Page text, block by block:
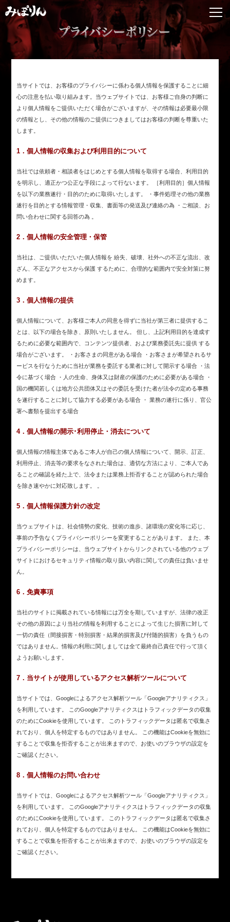
当サイトでは、お客様のプライバシーに係わる個人情報を保護することに細
心の注意を払い取り組みます。当ウェブサイトでは、お客様ご自身の判断に
より個人情報をご提供いただく場合がございますが、その情報は必要最小限
の情報とし、その他の情報のご提供につきましてはお客様の判断を尊重いた
します。
1．個人情報の収集および利用目的について
当社では依頼者・相談者をはじめとする個人情報を取得する場合、利用目的
を明示し、適正かつ公正な手段によって行ないます。 ［利用目的］個人情報
を以下の業務遂行・目的のために取得いたします。 ・事件処理その他の業務
遂行を目的とする情報管理・収集、書面等の発送及び連絡の為 ・ご相談、お
問い合わせに関する回答の為 。
2．個人情報の安全管理・保管
当社は、ご提供いただいた個人情報を 紛失、破壊、社外への不正な流出、改
ざん、不正なアクセスから保護 するために、合理的な範囲内で安全対策に努
めます。
3．個人情報の提供
個人情報について、お客様ご本人の同意を得ずに当社が第三者に提供するこ
とは、以下の場合を除き、原則いたしません。 但し、上記利用目的を達成す
るために必要な範囲内で、コンテンツ提供者、および業務委託先に提供 する
場合がございます。 ・お客さまの同意がある場合 ・お客さまが希望されるサ
ービスを行なうために当社が業務を委託する業者に対して開示する場合 ・法
令に基づく場合 ・人の生命、身体又は財産の保護のために必要がある場合 ・
国の機関若しくは地方公共団体又はその委託を受けた者が法令の定める事務
を遂行することに対して協力する必要がある場合 ・ 業務の遂行に係り、官公
署へ書類を提出する場合
4．個人情報の開示･利用停止・消去について
個人情報の情報主体であるご本人が自己の個人情報について、開示、訂正、
利用停止、消去等の要求をなされた場合は、適切な方法により、ご本人であ
ることの確認を経た上で、法令または業務上拒否することが認められた場合
を除き速やかに対応致します。 。
5．個人情報保護方針の改定
当ウェブサイトは、社会情勢の変化、技術の進歩、諸環境の変化等に応じ、
事前の予告なくプライバシーポリシーを変更することがあります。 また、本
プライバシーポリシーは、当ウェブサイトからリンクされている他のウェブ
サイトにおけるセキュリティ情報の取り扱い内容に関しての責任は負いませ
ん。
6．免責事項
当社のサイトに掲載されている情報には万全を期していますが、法律の改正
その他の原因により当社の情報を利用することによって生じた損害に対して
一切の責任（間接損害・特別損害・結果的損害及び付随的損害）を負うもの
ではありません。情報の利用に関しましては全て最終自己責任で行って頂く
ようお願いします。
7．当サイトが使用しているアクセス解析ツールについて
当サイトでは、Googleによるアクセス解析ツール「Googleアナリティクス」
を利用しています。 このGoogleアナリティクスはトラフィックデータの収集
のためにCookieを使用しています。 このトラフィックデータは匿名で収集さ
れており、個人を特定するものではありません。 この機能はCookieを無効に
することで収集を拒否することが出来ますので、お使いのブラウザの設定を
ご確認ください。
8．個人情報のお問い合わせ
当サイトでは、Googleによるアクセス解析ツール「Googleアナリティクス」
を利用しています。 このGoogleアナリティクスはトラフィックデータの収集
のためにCookieを使用しています。 このトラフィックデータは匿名で収集さ
れており、個人を特定するものではありません。 この機能はCookieを無効に
することで収集を拒否することが出来ますので、お使いのブラウザの設定を
ご確認ください。